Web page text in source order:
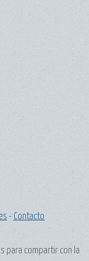
- Contacto
para compartir con la